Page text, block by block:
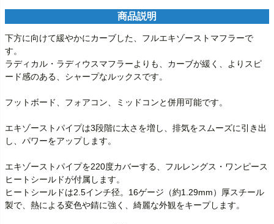
商品説明
下方に向けて緩やかにカーブした、フルエキゾーストマフラーで
す。
ラディカル・ラディウスマフラーよりも、カーブが緩く、よりスピ
ード感のある、シャープなルックスです。
フットボード、フォアコン、ミッドコンと併用可能です。
エキゾーストパイプは3段階に太さを増し、排気をスムーズに引き出
し、パワーをアップします。
エキゾーストパイプを220度カバーする、フルレングス・ワンピース
ヒートシールドが付属します。
ヒートシールドは2.5インチ径。16ゲージ（約1.29mm）厚スチール
製で、熱による変色や錆に強く、綺麗な外観をキープします。